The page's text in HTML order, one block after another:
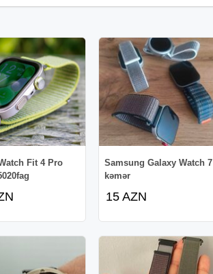
Fit 4 Pro
Samsung Galaxy Watch 7
kəmər
15 AZN